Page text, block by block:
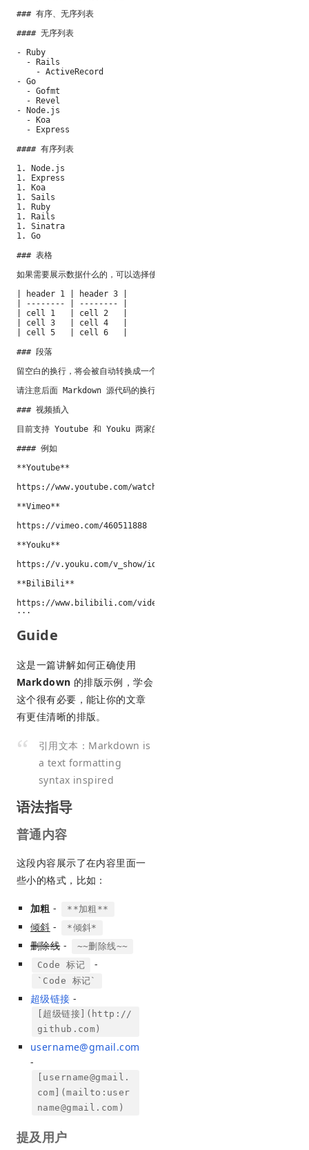
### 有序、无序列表
#### 无序列表
- Ruby
  - Rails
    - ActiveRecord
- Go
  - Gofmt
  - Revel
- Node.js
  - Koa
  - Express
#### 有序列表
1. Node.js
1. Express
1. Koa
1. Sails
1. Ruby
1. Rails
1. Sinatra
1. Go
### 表格
如果需要展示数据什么的，可以选择使用表格哦
| header 1 | header 3 |
| -------- | -------- |
| cell 1   | cell 2   |
| cell 3   | cell 4   |
| cell 5   | cell 6   |
### 段落
留空白的换行，将会被自动转换成一个段落，会有一定的段落间距，便于阅读。
请注意后面 Markdown 源代码的换行留空情况。
### 视频插入
目前支持 Youtube 和 Youku 两家的视频插入，你只需要复制视频播放页面
#### 例如
**Youtube**
https://www.youtube.com/watch?v=52AMJwF7P0w
**Vimeo**
https://vimeo.com/460511888
**Youku**
https://v.youku.com/v_show/id_XNDU4Mzg4Mjc2OA==.html
**BiliBili**
https://www.bilibili.com/video/BV1uv411B7MK
Guide
这是一篇讲解如何正确使用
Markdown 的排版示例，学会
这个很有必要，能让你的文章
有更佳清晰的排版。
引用文本：Markdown is
a text formatting
syntax inspired
语法指导
普通内容
这段内容展示了在内容里面一
些小的格式，比如：
加粗 - **加粗**
倾斜 - *倾斜*
删除线-
~~删除线~~
Code 标记
-
`Code 标记`
超级链接 -
[超级链接](http://
github.com)
username@gmail.com
-
username@gmail.
com ](mailto: user
name@gmail.com )
提及用户